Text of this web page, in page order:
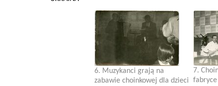
6. Muzykanci grają na
zabawie choinkowej dla dzieci
7.